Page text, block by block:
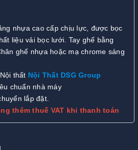
nhựa cao cấp chịu lực, được bọc
liệu vải bọc lưới. Tay ghế bằng
ghế nhựa hoặc mạ chrome sáng
thất Nội Thất DSG Group
chuẩn nhà máy
lắp đặt.
thêm thuế VAT khi thanh toán